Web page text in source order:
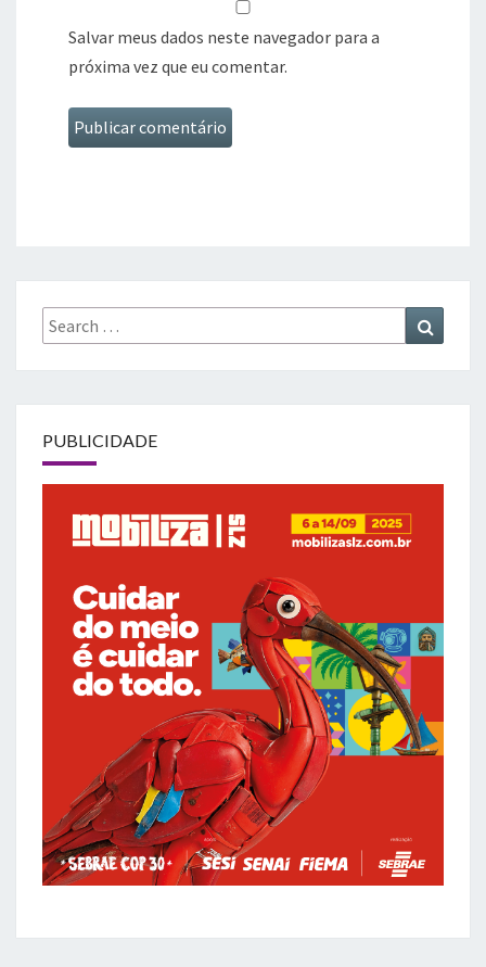
Salvar meus dados neste navegador para a
próxima vez que eu comentar.
Search
for:
PUBLICIDADE